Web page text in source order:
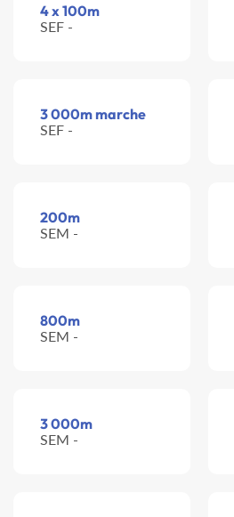
4 x 100m
SEF -
3 000m marche
SEF -
200m
SEM -
800m
SEM -
3 000m
SEM -